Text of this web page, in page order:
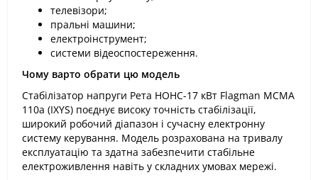
телевізори;
пральні машини;
електроінструмент;
системи відеоспостереження.
Чому варто обрати цю модель
Стабілізатор напруги Рета НОНС-17 кВт Flagman MCMA
110a (IXYS) поєднує високу точність стабілізації,
широкий робочий діапазон і сучасну електронну
систему керування. Модель розрахована на тривалу
експлуатацію та здатна забезпечити стабільне
електроживлення навіть у складних умовах мережі.